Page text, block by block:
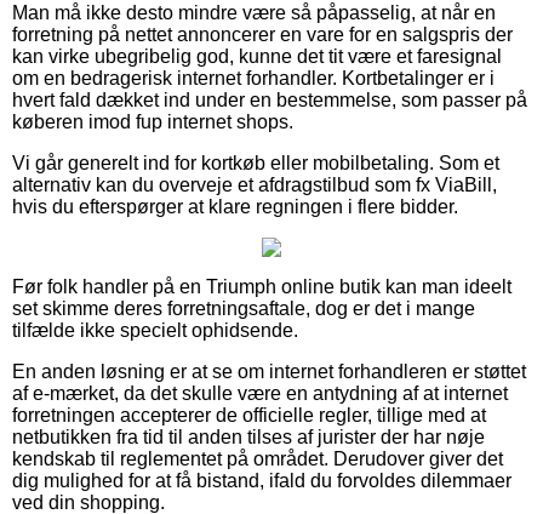
Man må ikke desto mindre være så påpasselig, at når en
forretning på nettet annoncerer en vare for en salgspris der
kan virke ubegribelig god, kunne det tit være et faresignal
om en bedragerisk internet forhandler. Kortbetalinger er i
hvert fald dækket ind under en bestemmelse, som passer på
køberen imod fup internet shops.
Vi går generelt ind for kortkøb eller mobilbetaling. Som et
alternativ kan du overveje et afdragstilbud som fx ViaBill,
hvis du efterspørger at klare regningen i flere bidder.
Før folk handler på en Triumph online butik kan man ideelt
set skimme deres forretningsaftale, dog er det i mange
tilfælde ikke specielt ophidsende.
En anden løsning er at se om internet forhandleren er støttet
af e-mærket, da det skulle være en antydning af at internet
forretningen accepterer de officielle regler, tillige med at
netbutikken fra tid til anden tilses af jurister der har nøje
kendskab til reglementet på området. Derudover giver det
dig mulighed for at få bistand, ifald du forvoldes dilemmaer
ved din shopping.